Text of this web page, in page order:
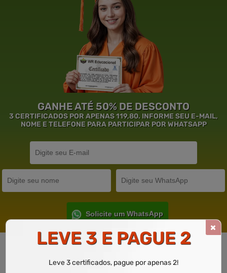
GANHE ATÉ 50% DE DESCONTO
3 CERTIFICADOS POR APENAS 119,80. INFORME SEU E-MAIL,
NOME E TELEFONE PARA PARTICIPAR POR WHATSAPP
Solicite um WhatsApp
Garantia deEducaçãode Excelência.
LEVE 3 E PAGUE 2
Leve 3 certificados, pague por apenas 2!